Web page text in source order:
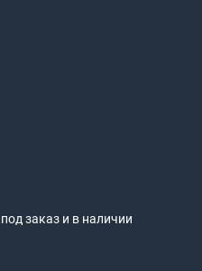
заказ и в наличии